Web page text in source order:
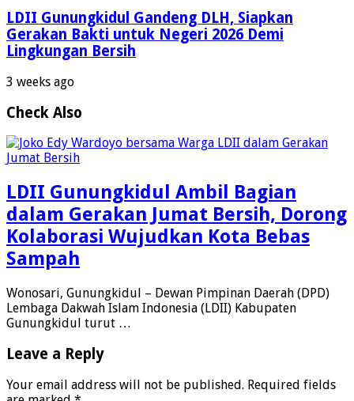
LDII Gunungkidul Gandeng DLH, Siapkan
Gerakan Bakti untuk Negeri 2026 Demi
Lingkungan Bersih
3 weeks ago
Check Also
LDII Gunungkidul Ambil Bagian
dalam Gerakan Jumat Bersih, Dorong
Kolaborasi Wujudkan Kota Bebas
Sampah
Wonosari, Gunungkidul – Dewan Pimpinan Daerah (DPD)
Lembaga Dakwah Islam Indonesia (LDII) Kabupaten
Gunungkidul turut …
Leave a Reply
Your email address will not be published. Required fields